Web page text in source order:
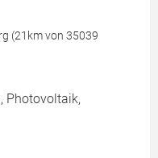
(21km von 35039
Photovoltaik,